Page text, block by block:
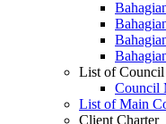
List of Council
Council
List of Main
Client Charter